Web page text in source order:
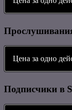
Цена за одно
Подписчики в